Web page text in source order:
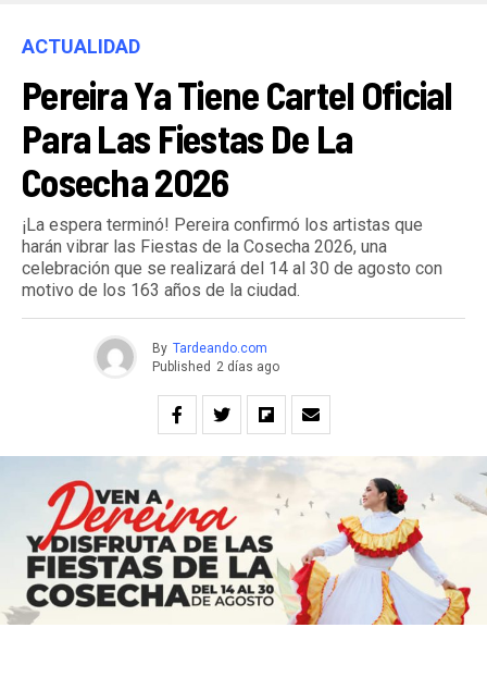
ACTUALIDAD
Pereira Ya Tiene Cartel Oficial
Para Las Fiestas De La
Cosecha 2026
¡La espera terminó! Pereira confirmó los artistas que
harán vibrar las Fiestas de la Cosecha 2026, una
celebración que se realizará del 14 al 30 de agosto con
motivo de los 163 años de la ciudad.
By Tardeando.com
Published 2 días ago